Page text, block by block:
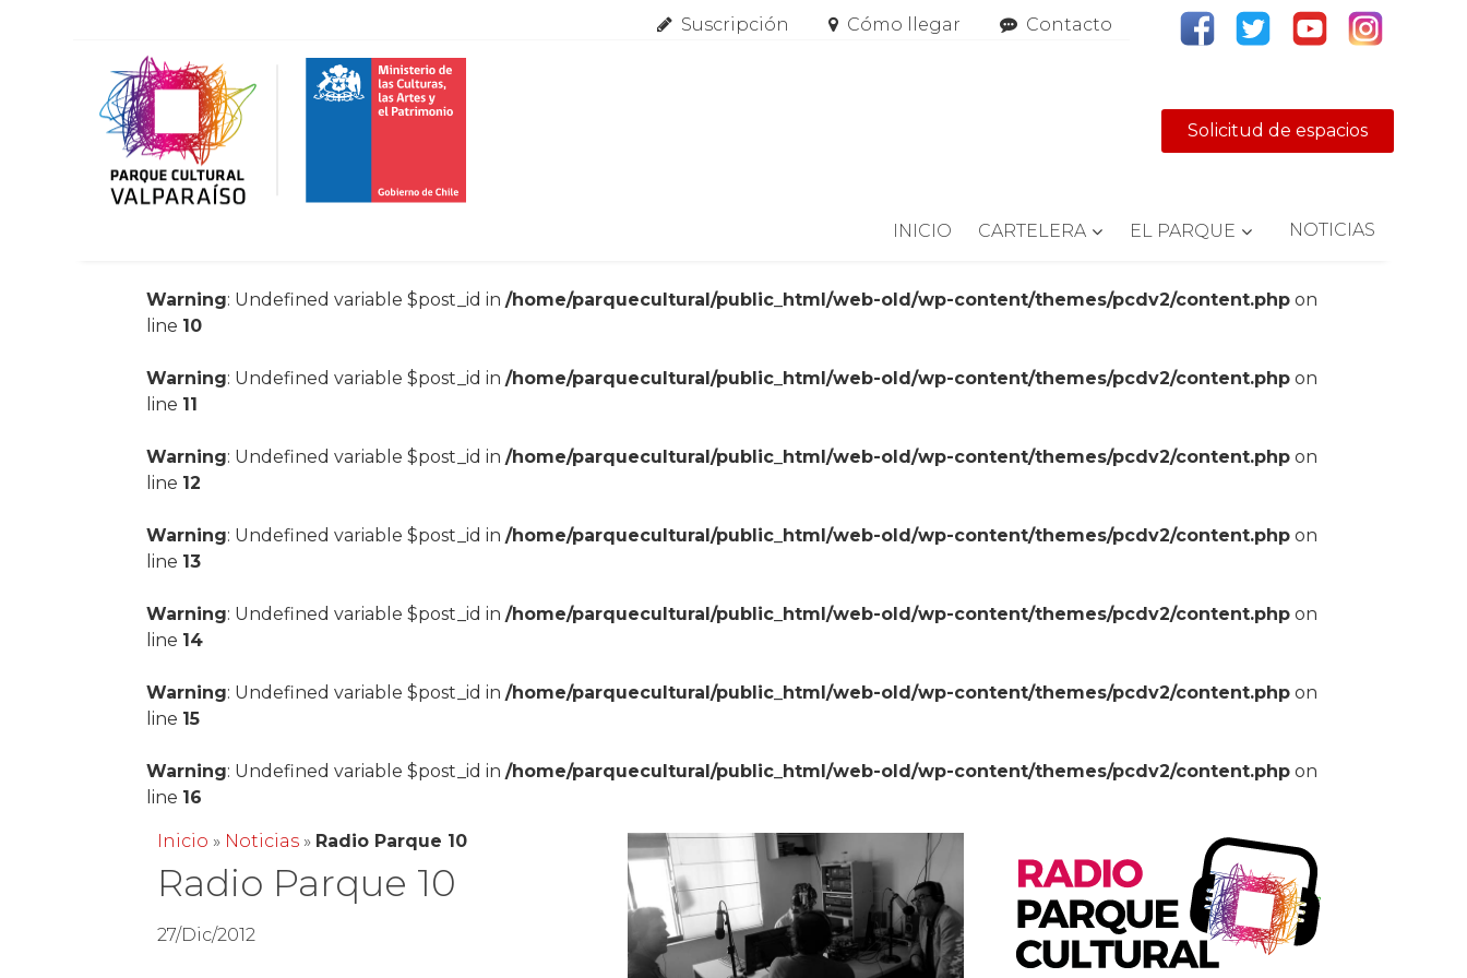
Suscripción Cómo llegar Contacto
Solicitud de espacios
INICIO CARTELERA EL PARQUE NOTICIAS
Warning: Undefined variable $post_id in/home/parquecultural/public_html/web-old/wp-content/themes/pcdv2/content.php on
line 10
Warning: Undefined variable $post_id in/home/parquecultural/public_html/web-old/wp-content/themes/pcdv2/content.php on
line 11
Warning: Undefined variable $post_id in/home/parquecultural/public_html/web-old/wp-content/themes/pcdv2/content.php on
line 12
Warning: Undefined variable $post_id in/home/parquecultural/public_html/web-old/wp-content/themes/pcdv2/content.php on
line 13
Warning: Undefined variable $post_id in/home/parquecultural/public_html/web-old/wp-content/themes/pcdv2/content.php on
line 14
Warning: Undefined variable $post_id in/home/parquecultural/public_html/web-old/wp-content/themes/pcdv2/content.php on
line 15
Warning: Undefined variable $post_id in/home/parquecultural/public_html/web-old/wp-content/themes/pcdv2/content.php on
line 16
Inicio » Noticias » Radio Parque 10
Radio Parque 10
27/Dic/2012